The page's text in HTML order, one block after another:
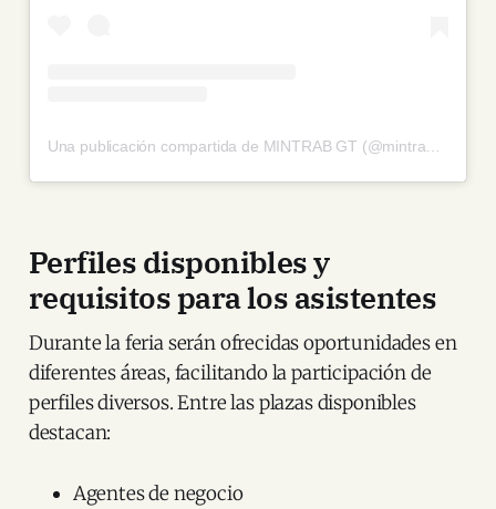
Una publicación compartida de MINTRAB GT (@mintrabgt)
Perfiles disponibles y
requisitos para los asistentes
Durante la feria serán ofrecidas oportunidades en
diferentes áreas, facilitando la participación de
perfiles diversos. Entre las plazas disponibles
destacan:
Agentes de negocio